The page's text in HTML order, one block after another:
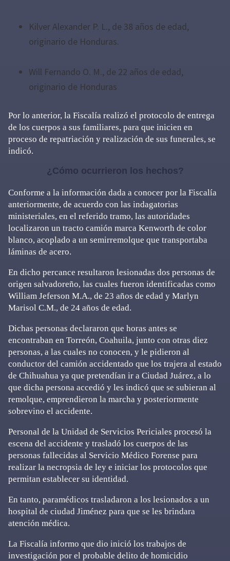
Kilver Alexander P. L., de 38 años de edad,
originario de Honduras.
Will Fernando O. M., de 22 años de edad,
originario de Honduras
Por lo anterior, la Fiscalía realizó el protocolo de entrega
de los cuerpos a sus familiares, para que inicien en
proceso de repatriación y realización de sus funerales, se
indicó.
¿Cómo ocurrieron los hechos?
Conforme a la información dada a conocer por la Fiscalía
anteriormente, de acuerdo con las indagatorias
ministeriales, en el referido tramo, las autoridades
localizaron un tracto camión marca Kenworth de color
blanco, acoplado a un semirremolque que transportaba
láminas de acero.
En dicho percance resultaron lesionadas dos personas de
origen salvadoreño, las cuales fueron identificadas como
William Jeferson M.A., de 23 años de edad y Marlyn
Marisol C.M., de 24 años de edad.
Dichas personas declararon que horas antes se
encontraban en Torreón, Coahuila, junto con otras diez
personas, a las cuales no conocen, y le pidieron al
conductor del camión accidentado que los trajera al estado
de Chihuahua ya que pretendían ir a Ciudad Juárez, a lo
que dicha persona accedió y les indicó que se subieran al
remolque, emprendieron la marcha y posteriormente
sobrevino el accidente.
Personal de la Unidad de Servicios Periciales procesó la
escena del accidente y trasladó los cuerpos de las
personas fallecidas al Servicio Médico Forense para
realizar la necropsia de ley e iniciar los protocolos que
permitan establecer su identidad.
En tanto, paramédicos trasladaron a los lesionados a un
hospital de ciudad Jiménez para que se les brindara
atención médica.
La Fiscalía informo que dio inició los trabajos de
investigación por el probable delito de homicidio